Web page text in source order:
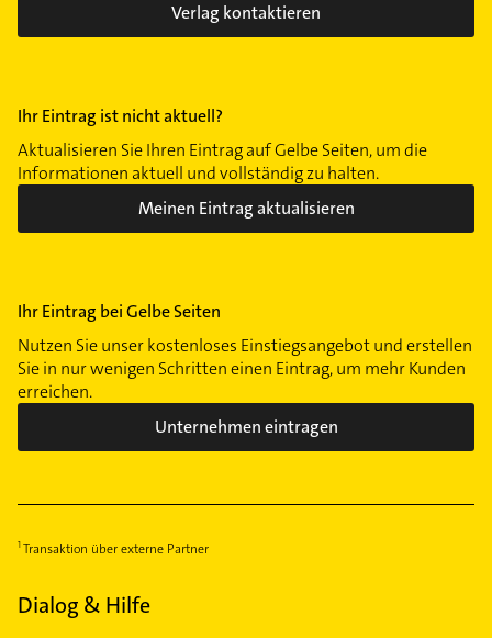
Verlag kontaktieren
Ihr Eintrag ist nicht aktuell?
Aktualisieren Sie Ihren Eintrag auf Gelbe Seiten, um die
Informationen aktuell und vollständig zu halten.
Meinen Eintrag aktualisieren
Ihr Eintrag bei Gelbe Seiten
Nutzen Sie unser kostenloses Einstiegsangebot und erstellen
Sie in nur wenigen Schritten einen Eintrag, um mehr Kunden
erreichen.
Unternehmen eintragen
Transaktion über externe Partner
Dialog & Hilfe